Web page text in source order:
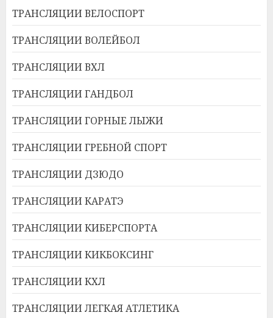
ТРАНСЛЯЦИИ ВЕЛОСПОРТ
ТРАНСЛЯЦИИ ВОЛЕЙБОЛ
ТРАНСЛЯЦИИ ВХЛ
ТРАНСЛЯЦИИ ГАНДБОЛ
ТРАНСЛЯЦИИ ГОРНЫЕ ЛЫЖИ
ТРАНСЛЯЦИИ ГРЕБНОЙ СПОРТ
ТРАНСЛЯЦИИ ДЗЮДО
ТРАНСЛЯЦИИ КАРАТЭ
ТРАНСЛЯЦИИ КИБЕРСПОРТА
ТРАНСЛЯЦИИ КИКБОКСИНГ
ТРАНСЛЯЦИИ КХЛ
ТРАНСЛЯЦИИ ЛЕГКАЯ АТЛЕТИКА